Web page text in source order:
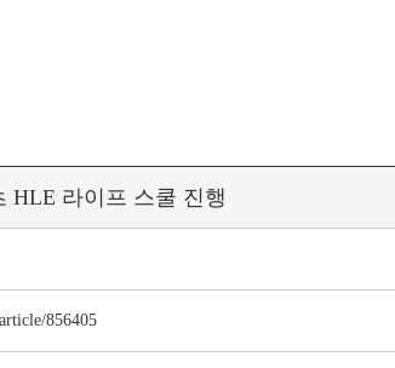
HLE 라이프 스쿨 진행
856405